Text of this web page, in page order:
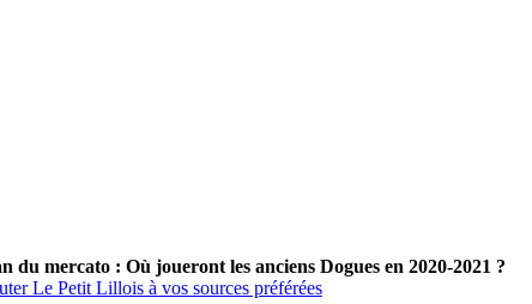
du mercato : Où joueront les anciens Dogues en 2020-2021 ?
Le Petit Lillois à vos sources préférées